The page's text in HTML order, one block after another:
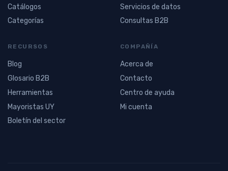
Catálogos
Categorías
Servicios de datos
Consultas B2B
RECURSOS
Blog
Glosario B2B
Herramientas
Mayoristas UY
Boletín del sector
COMPAÑÍA
Acerca de
Contacto
Centro de ayuda
Mi cuenta